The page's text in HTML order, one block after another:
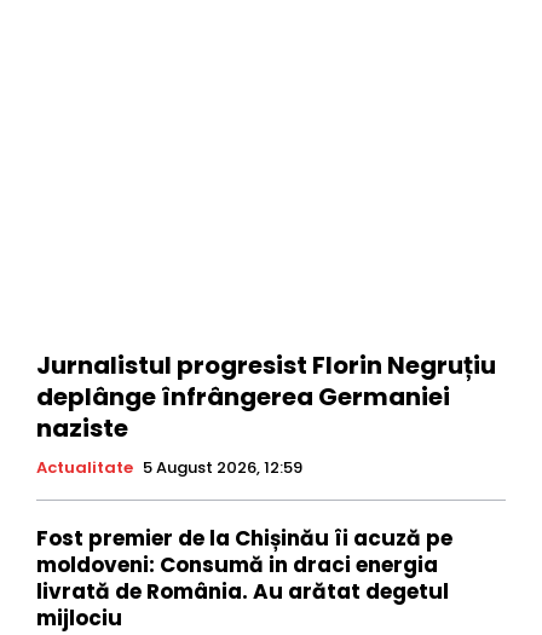
Jurnalistul progresist Florin Negruțiu
deplânge înfrângerea Germaniei
naziste
Actualitate 5 August 2026, 12:59
Fost premier de la Chișinău îi acuză pe
moldoveni: Consumă in draci energia
livrată de România. Au arătat degetul
mijlociu